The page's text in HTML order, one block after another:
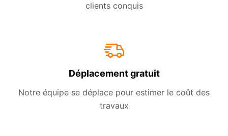
clients conquis
Déplacement gratuit
Notre équipe se déplace pour estimer le coût des
travaux